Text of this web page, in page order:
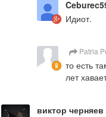
Идиот.
Patria
то есть
лет
виктор черняев